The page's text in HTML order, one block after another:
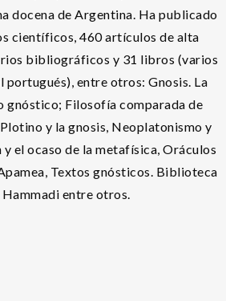
docena de Argentina. Ha publicado
científicos, 460 artículos de alta
bibliográficos y 31 libros (varios
portugués), entre otros: Gnosis. La
gnóstico; Filosofía comparada de
y la gnosis, Neoplatonismo y
y el ocaso de la metafísica, Oráculos
Textos gnósticos. Biblioteca
entre otros.